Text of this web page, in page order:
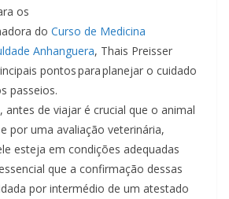
os
do Curso de Medicina
Anhanguera, Thais Preisser
pontos para planejar o cuidado
passeios.
antes de viajar é crucial que o animal
por uma avaliação veterinária,
esteja em condições adequadas
que a confirmação dessas
por intermédio de um atestado